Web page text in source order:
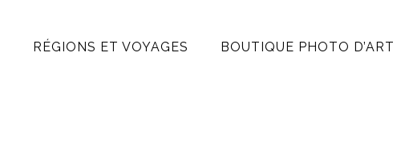
RÉGIONS ET VOYAGES BOUTIQUE PHOTO D’ART